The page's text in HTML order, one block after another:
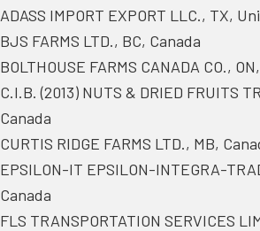
ADASS IMPORT EXPORT LLC., TX,
BJS FARMS LTD., BC, Canada
BOLTHOUSE FARMS CANADA CO.,
C.I.B. (2013) NUTS & DRIED FRUITS
Canada
CURTIS RIDGE FARMS LTD., MB,
EPSILON-IT EPSILON-INTEGRA-
Canada
FLS TRANSPORTATION SERVICES